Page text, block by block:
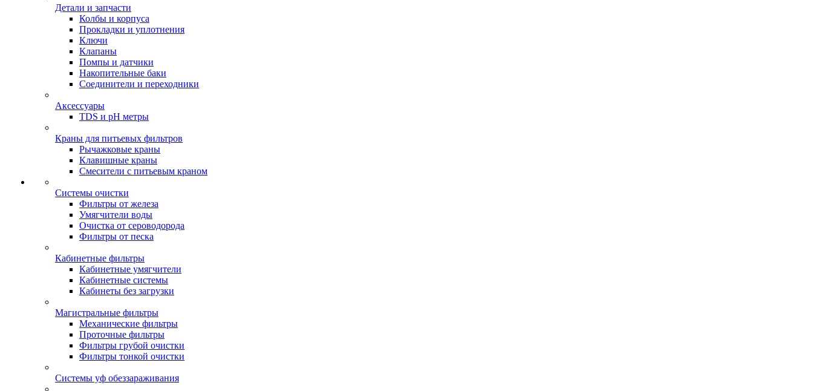
Детали и запчасти
Колбы и корпуса
Прокладки и уплотнения
Ключи
Клапаны
Помпы и датчики
Накопительные баки
Соединители и переходники
Аксессуары
TDS и pH метры
Краны для питьевых фильтров
Рычажковые краны
Клавишные краны
Смесители с питьевым краном
Системы очистки
Фильтры от железа
Умягчители воды
Очистка от сероводорода
Фильтры от песка
Кабинетные фильтры
Кабинетные умягчители
Кабинетные системы
Кабинеты без загрузки
Магистральные фильтры
Механические фильтры
Проточные фильтры
Фильтры грубой очистки
Фильтры тонкой очистки
Системы уф обеззараживания